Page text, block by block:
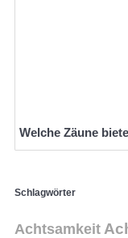
Welche Zäune
Schlagwörter
Achtsamkeit